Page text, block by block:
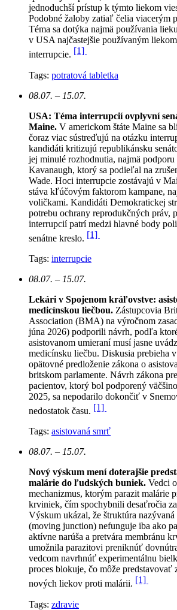
jednoduchší prístup k týmto liekom
Podobné žaloby zatiaľ čelia viacerým
Téma sa dotýka najmä používania
v USA najčastejšie používaným
interrupcie. [1]
Tags: potratová tabletka
08.07. – 15.07.
USA: Téma interrupcií ovplyvní
Maine. V americkom štáte Maine sa
čoraz viac sústreďujú na otázku
kandidáti kritizujú republikánsku
jej minulé rozhodnutia, najmä podporu
Kavanaugh, ktorý sa podieľal na
Wade. Hoci interrupcie zostávajú v
stáva kľúčovým faktorom kampane,
voličkami. Kandidáti Demokratickej
potrebu ochrany reprodukčných práv,
interrupcií patrí medzi hlavné body
senátne kreslo. [1]
Tags: interrupcie
08.07. – 15.07.
Lekári v Spojenom kráľovstve:
medicínskou liečbou. Zástupcovia
Association (BMA) na výročnom
júna 2026) podporili návrh, podľa
asistovanom umieraní musí jasne
medicínsku liečbu. Diskusia prebieha
opätovné predloženie zákona o
britskom parlamente. Návrh zákona
pacientov, ktorý bol podporený
2025, sa nepodarilo dokončiť v
nedostatok času. [1]
Tags: asistovaná smrť
08.07. – 15.07.
Nový výskum mení doterajšie
malárie do ľudských buniek. Vedci
mechanizmus, ktorým parazit malárie
krviniek, čím spochybnili desaťročia
Výskum ukázal, že štruktúra
(moving junction) nefunguje iba ako
aktívne narúša a pretvára membránu
umožnila parazitovi preniknúť
vedcom navrhnúť experimentálnu
proces blokuje, čo môže predstavovať
nových liekov proti malárii. [1]
Tags: zdravie